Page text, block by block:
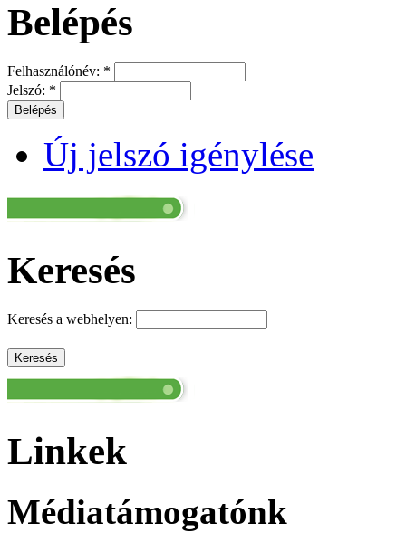
Belépés
Felhasználónév: *
Jelszó: *
Új jelszó igénylése
Keresés
Keresés a webhelyen:
Linkek
Médiatámogatónk